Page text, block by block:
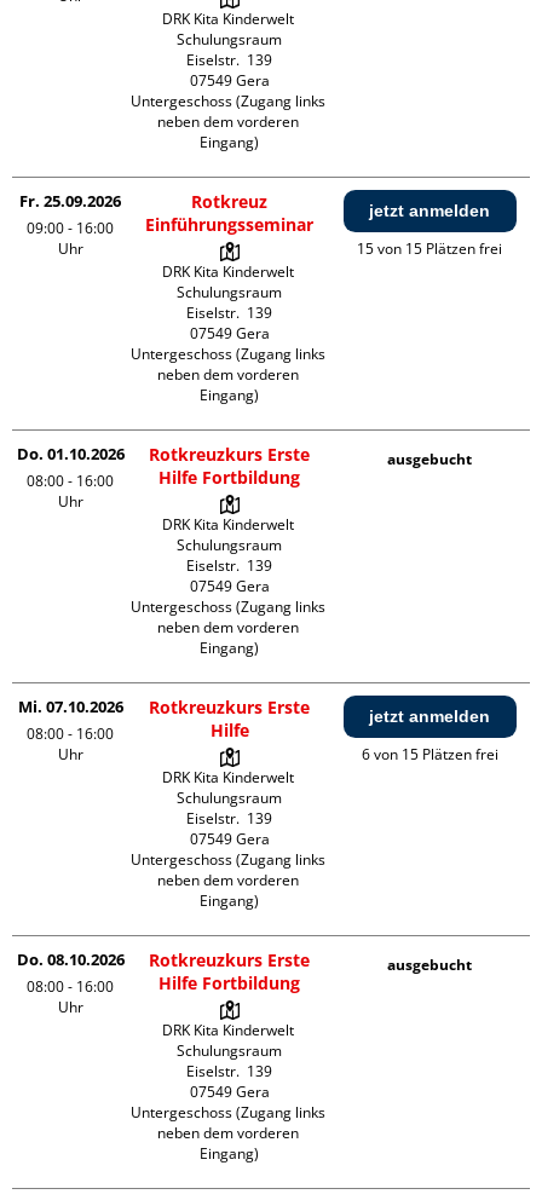
DRK Kita Kinderwelt
Schulungsraum
Eiselstr.  139
07549 Gera
Untergeschoss (Zugang links
neben dem vorderen
Eingang)
Fr. 25.09.2026
09:00 - 16:00
Uhr
Rotkreuz
Einführungsseminar
DRK Kita Kinderwelt
Schulungsraum
Eiselstr.  139
07549 Gera
Untergeschoss (Zugang links
neben dem vorderen
Eingang)
jetzt anmelden
15 von 15 Plätzen frei
Do. 01.10.2026
08:00 - 16:00
Uhr
Rotkreuzkurs Erste
Hilfe Fortbildung
DRK Kita Kinderwelt
Schulungsraum
Eiselstr.  139
07549 Gera
Untergeschoss (Zugang links
neben dem vorderen
Eingang)
ausgebucht
Mi. 07.10.2026
08:00 - 16:00
Uhr
Rotkreuzkurs Erste
Hilfe
DRK Kita Kinderwelt
Schulungsraum
Eiselstr.  139
07549 Gera
Untergeschoss (Zugang links
neben dem vorderen
Eingang)
jetzt anmelden
6 von 15 Plätzen frei
Do. 08.10.2026
08:00 - 16:00
Uhr
Rotkreuzkurs Erste
Hilfe Fortbildung
DRK Kita Kinderwelt
Schulungsraum
Eiselstr.  139
07549 Gera
Untergeschoss (Zugang links
neben dem vorderen
Eingang)
ausgebucht